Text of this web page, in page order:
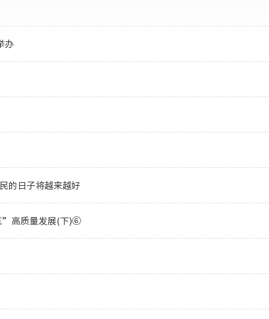
办
日子将越来越好
”高质量发展(下)⑥